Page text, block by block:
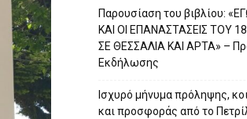
Παρουσίαση του βιβλίου:
ΚΑΙ ΟΙ ΕΠΑΝΑΣΤΑΣΕΙΣ ΤΟΥ
ΣΕ ΘΕΣΣΑΛΙΑ ΚΑΙ ΑΡΤΑ» –
Εκδήλωσης
Ισχυρό μήνυμα πρόληψης,
και προσφοράς από το